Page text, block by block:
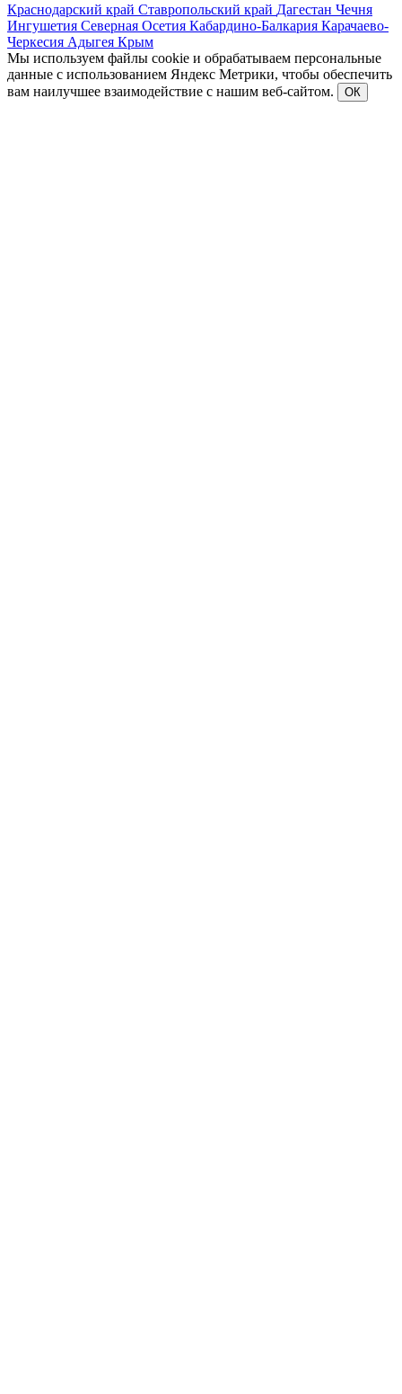
Краснодарский край Ставропольский край Дагестан Чечня
Ингушетия Северная Осетия Кабардино-Балкария Карачаево-
Черкесия Адыгея Крым
Мы используем файлы cookie и обрабатываем персональные
данные с использованием Яндекс Метрики, чтобы обеспечить
вам наилучшее взаимодействие с нашим веб-сайтом.
ОК